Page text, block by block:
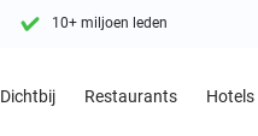
10+ miljoen leden
Dichtbij Restaurants Hotels